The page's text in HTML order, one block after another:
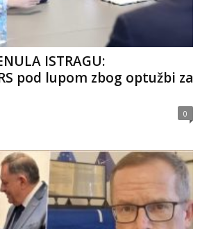
ISTRAGU:
pod lupom zbog optužbi za
0